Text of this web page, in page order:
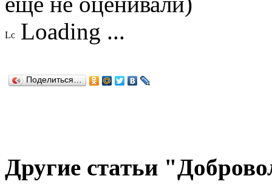
Loading ...
Поделиться…
Другие статьи